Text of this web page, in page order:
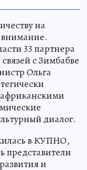
на
внимание.
33 партнера
с Зимбабве
Ольга
диалог.
в КУПНО,
представители
и